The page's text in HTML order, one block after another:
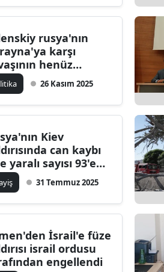
rusya'nın
karşı
henüz
açıkladı
26 Kasım 2025
Kiev
can kaybı
yaralı sayısı 93'e
31 Temmuz 2025
İsrail'e füze
israil ordusu
engellendi